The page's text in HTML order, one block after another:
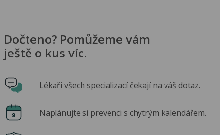
Dočteno? Pomůžeme vám
ještě o kus víc.
Lékaři všech specializací čekají na váš dotaz.
Naplánujte si prevenci s chytrým kalendářem.